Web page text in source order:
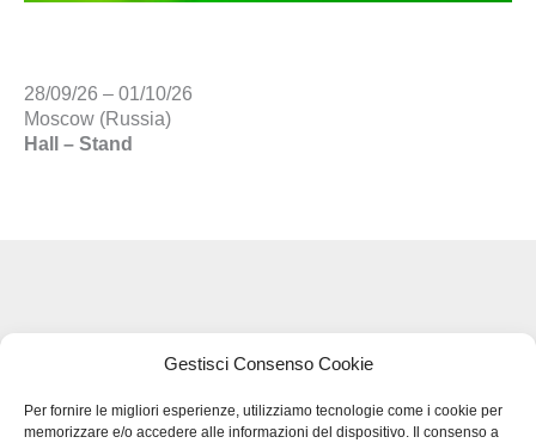
Gestisci Consenso Cookie
Per fornire le migliori esperienze, utilizziamo tecnologie come i cookie per
memorizzare e/o accedere alle informazioni del dispositivo. Il consenso a
28/09/26 – 01/10/26
Moscow (Russia)
Hall – Stand
Legal Terms and Privacy - GDPR